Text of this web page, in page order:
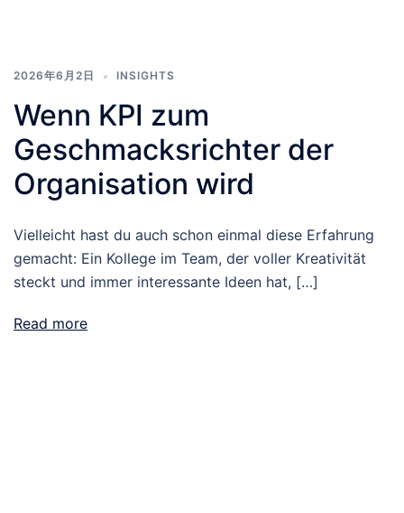
2026年6月2日 INSIGHTS
Wenn KPI zum
Geschmacksrichter der
Organisation wird
Vielleicht hast du auch schon einmal diese Erfahrung
gemacht: Ein Kollege im Team, der voller Kreativität
steckt und immer interessante Ideen hat, […]
Read more